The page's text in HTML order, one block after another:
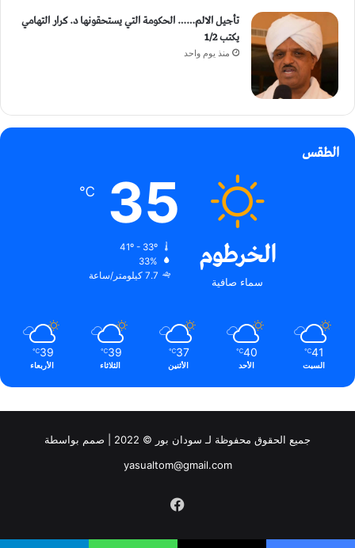
تأجيل الالم…… الحكومة التي يستحقونها د. كرار التهامي
يكتب 1/2
منذ يوم واحد
الطقس
الخرطوم
سماء صافية
35
℃
33%
7.7 كيلومتر/ساعة
41
℃
السبت
40
℃
الأحد
37
℃
الأثنين
39
℃
الثلاثاء
39
℃
الأربعاء
جميع الحقوق محفوظة لـ سودان بور © 2022 | صمم بواسطة
yasualtom@gmail.com